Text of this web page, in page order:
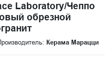
Laboratory/Чеппо
обрезной
Керама Марацци